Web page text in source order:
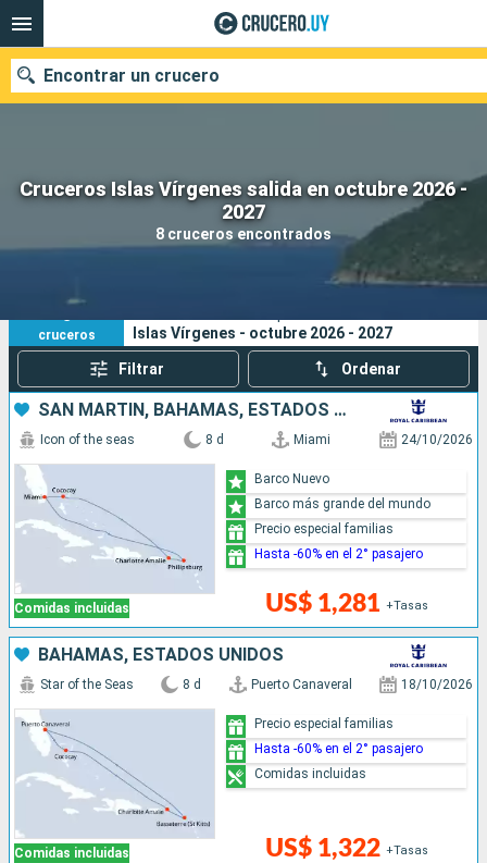
Cruceros Islas Vírgenes salida en octubre 2026 -
2027
8 cruceros encontrados
Encontrar un crucero
Nuestros destinos
Fecha de salida
Puertos
Buscar
8
cruceros
Islas Vírgenes - octubre 2026 - 2027
Filtrar Ordenar
SAN MARTÍN, BAHAMAS, ESTADOS UNIDOS
Comidas incluidas
Icon of the seas 8 d Miami 24/10/2026
US$ 1,281 +Tasas
Barco Nuevo
Barco más grande del mundo
Precio especial familias
Hasta -60% en el 2° pasajero
BAHAMAS, ESTADOS UNIDOS
Comidas incluidas
Star of the Seas 8 d Puerto Canaveral 18/10/2026
US$ 1,322 +Tasas
Precio especial familias
Hasta -60% en el 2° pasajero
Comidas incluidas